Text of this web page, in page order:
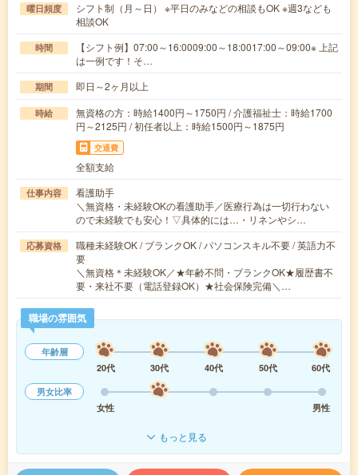
曜日頻度
シフト制（月～日） ※平日のみなどの相談もOK ※週3なども
相談OK
時間
【シフト例】07:00～16:0009:00～18:0017:00～09:00※ 上記
は一例です！そ…
期間 即日～2ヶ月以上
時給
無資格の方：時給1400円～1750円 / 介護福祉士：時給1700
円～2125円 / 初任者以上：時給1500円～1875円
交通費
全額支給
仕事内容
看護助手
＼無資格・未経験OKの看護助手／医療行為は一切行わない
ので未経験でも安心！▽具体的には…・リネンやシ…
応募資格
職種未経験OK / ブランクOK / パソコンスキル不要 / 英語力不
要
＼無資格＊未経験OK／★年齢不問・ブランクOK★履歴書不
要・来社不要（電話登録OK）★社会保険完備＼…
職場の雰囲気
年齢層
20代
30代 40代 50代
60代
男女比率
女性
男性
もっと見る